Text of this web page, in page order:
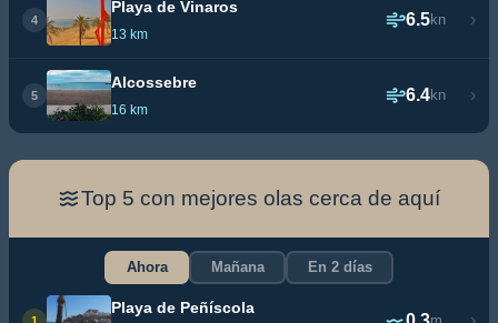
4
Playa de Vinaros
13 km
6.5kn ›
5
Alcossebre
16 km
6.4kn ›
Top 5 con mejores olas cerca de aquí
Ahora Mañana En 2 días
Playa de Peñíscola